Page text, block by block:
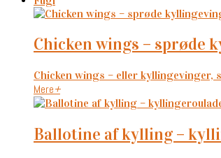
chicken wings – sprøde
Chicken wings – eller kyllingevinger,
Mere+
ballotine af kylling –